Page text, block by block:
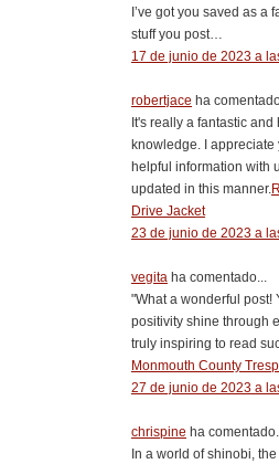
I’ve got you saved as a
stuff you post…
17 de junio de 2023 a
robertjace ha
It's really a fantastic and
knowledge. I
helpful information with
updated in this manner.
Drive Jacket
23 de junio de 2023 a
vegita ha comentado...
"What a wonderful post!
positivity shine through
truly inspiring to read
Monmouth County
27 de junio de 2023 a
chrispine ha
In a world of shinobi, the